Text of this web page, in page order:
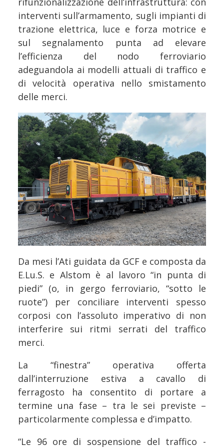
interventi sull’armamento, sugli impianti di
trazione elettrica, luce e forza motrice e
sul segnalamento punta ad elevare
l’efficienza del nodo ferroviario
adeguandola ai modelli attuali di traffico e
di velocità operativa nello smistamento
delle merci.
Da mesi l’Ati guidata da GCF e composta da
E.Lu.S. e Alstom è al lavoro “in punta di
piedi” (o, in gergo ferroviario, “sotto le
ruote”) per conciliare interventi spesso
corposi con l’assoluto imperativo di non
interferire sui ritmi serrati del traffico
merci.
La “finestra” operativa offerta
dall’interruzione estiva a cavallo di
ferragosto ha consentito di portare a
termine una fase – tra le sei previste –
particolarmente complessa e d’impatto.
“Le 96 ore di sospensione del traffico -